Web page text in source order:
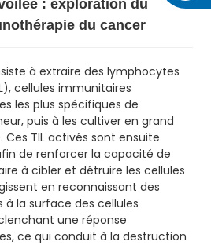
: exploration du
du cancer
à extraire des lymphocytes
cellules immunitaires
les plus spécifiques de
puis à les cultiver en grand
TIL activés sont ensuite
de renforcer la capacité de
à cibler et détruire les cellules
en reconnaissant des
la surface des cellules
une réponse
ce qui conduit à la destruction